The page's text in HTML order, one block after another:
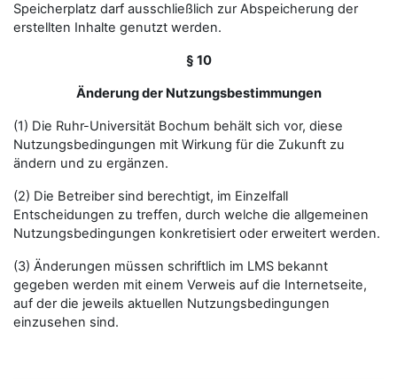
Speicherplatz darf ausschließlich zur Abspeicherung der
erstellten Inhalte genutzt werden.
§ 10
Änderung der Nutzungsbestimmungen
(1) Die Ruhr-Universität Bochum behält sich vor, diese
Nutzungsbedingungen mit Wirkung für die Zukunft zu
ändern und zu ergänzen.
(2) Die Betreiber sind berechtigt, im Einzelfall
Entscheidungen zu treffen, durch welche die allgemeinen
Nutzungsbedingungen konkretisiert oder erweitert werden.
(3) Änderungen müssen schriftlich im LMS bekannt
gegeben werden mit einem Verweis auf die Internetseite,
auf der die jeweils aktuellen Nutzungsbedingungen
einzusehen sind.